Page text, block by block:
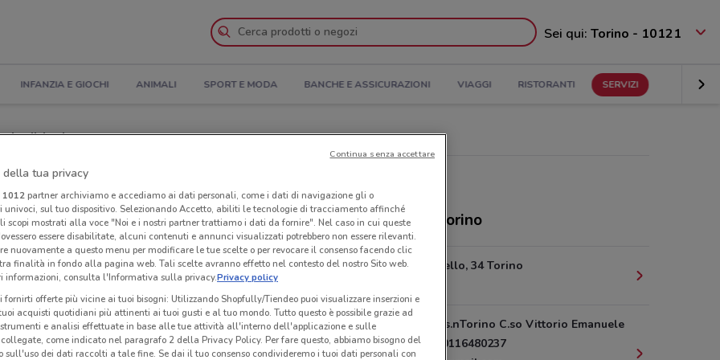
Sei qui: Torino - 10121
INFANZIA E GIOCHI ANIMALI SPORT E MODA BANCHE E ASSICURAZIONI VIAGGI RISTORANTI SERVIZI
Indirizzi
a Torino
Negozi Eolo a Torino
Piazza Castello, 34 Torino
Ma.Ste S.r.l.s.nTorino C.so Vittorio Emanuele
II, 37 (TO)n0116480237
della tua privacy
1012partner archiviamo e accediamo ai dati personali, come i dati di navigazione gli o
sul tuo dispositivo. Selezionando Accetto, abiliti le tecnologie di tracciamento affinché
scopi mostrati alla voce "Noi e i nostri partner trattiamo i dati da fornire". Nel caso in cui queste
essere disabilitate, alcuni contenuti e annunci visualizzati potrebbero non essere rilevanti.
nuovamente a questo menu per modificare le tue scelte o per revocare il consenso facendo clic
finalità in fondo alla pagina web. Tali scelte avranno effetto nel contesto del nostro Sito web.
informazioni, consulta l'Informativa sulla privacy.Privacy policy
fornirti offerte più vicine ai tuoi bisogni: Utilizzando Shopfully/Tiendeo puoi visualizzare inserzioni e
acquisti quotidiani più attinenti ai tuoi gusti e al tuo mondo. Tutto questo è possibile grazie ad
e analisi effettuate in base alle tue attività all'interno dell'applicazione e sulle
come indicato nel paragrafo 2 della Privacy Policy. Per fare questo, abbiamo bisogno del
sull'uso dei dati raccolti a tale fine. Se dai il tuo consenso condivideremo i tuoi dati personali con
Continua senza accettare